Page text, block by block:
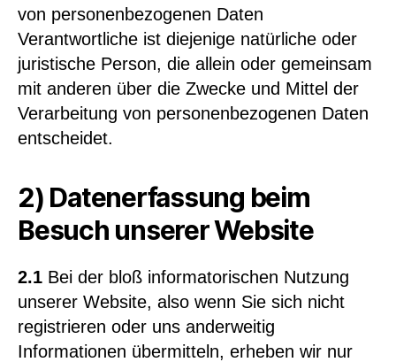
von personenbezogenen Daten
Verantwortliche ist diejenige natürliche oder
juristische Person, die allein oder gemeinsam
mit anderen über die Zwecke und Mittel der
Verarbeitung von personenbezogenen Daten
entscheidet.
2) Datenerfassung beim
Besuch unserer Website
2.1 Bei der bloß informatorischen Nutzung
unserer Website, also wenn Sie sich nicht
registrieren oder uns anderweitig
Informationen übermitteln, erheben wir nur